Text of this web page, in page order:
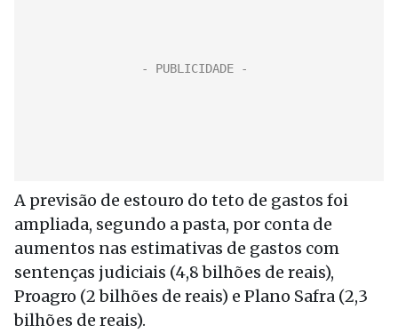
A previsão de estouro do teto de gastos foi
ampliada, segundo a pasta, por conta de
aumentos nas estimativas de gastos com
sentenças judiciais (4,8 bilhões de reais),
Proagro (2 bilhões de reais) e Plano Safra (2,3
bilhões de reais).